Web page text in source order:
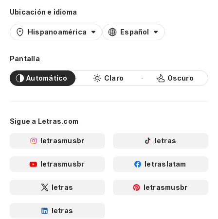
Ubicación e idioma
Hispanoamérica Español
Pantalla
Automático Claro Oscuro
Sigue a Letras.com
letrasmusbr letras
letrasmusbr letraslatam
letras letrasmusbr
letras